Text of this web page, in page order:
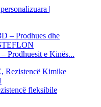
|
Prodhuesit e Kinës...
fleksibile